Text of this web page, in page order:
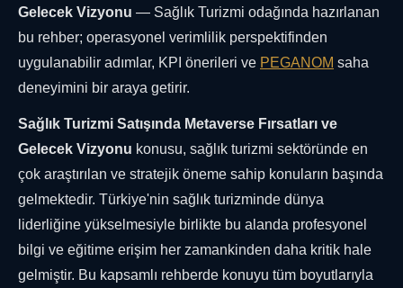
Gelecek Vizyonu — Sağlık Turizmi odağında hazırlanan
bu rehber; operasyonel verimlilik perspektifinden
uygulanabilir adımlar, KPI önerileri ve PEGANOM saha
deneyimini bir araya getirir.
Sağlık Turizmi Satışında Metaverse Fırsatları ve
Gelecek Vizyonu konusu, sağlık turizmi sektöründe en
çok araştırılan ve stratejik öneme sahip konuların başında
gelmektedir. Türkiye'nin sağlık turizminde dünya
liderliğine yükselmesiyle birlikte bu alanda profesyonel
bilgi ve eğitime erişim her zamankinden daha kritik hale
gelmiştir. Bu kapsamlı rehberde konuyu tüm boyutlarıyla